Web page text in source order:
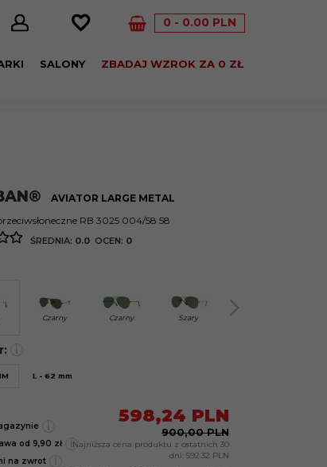
0 0.00 PLN
SALONY ZBADAJ WZROK ZA 0 ZŁ
AVIATOR LARGE METAL
RB 3025 004/58 58
ŚREDNIA: 0.0OCEN: 0
Czarny Czarny Szary
L - 62 mm
od 9,90 zł
na zwrot
598,24 PLN
900,00 PLN
Najniższa cena produktu z ostatnich 30
dni: 592.32 PLN